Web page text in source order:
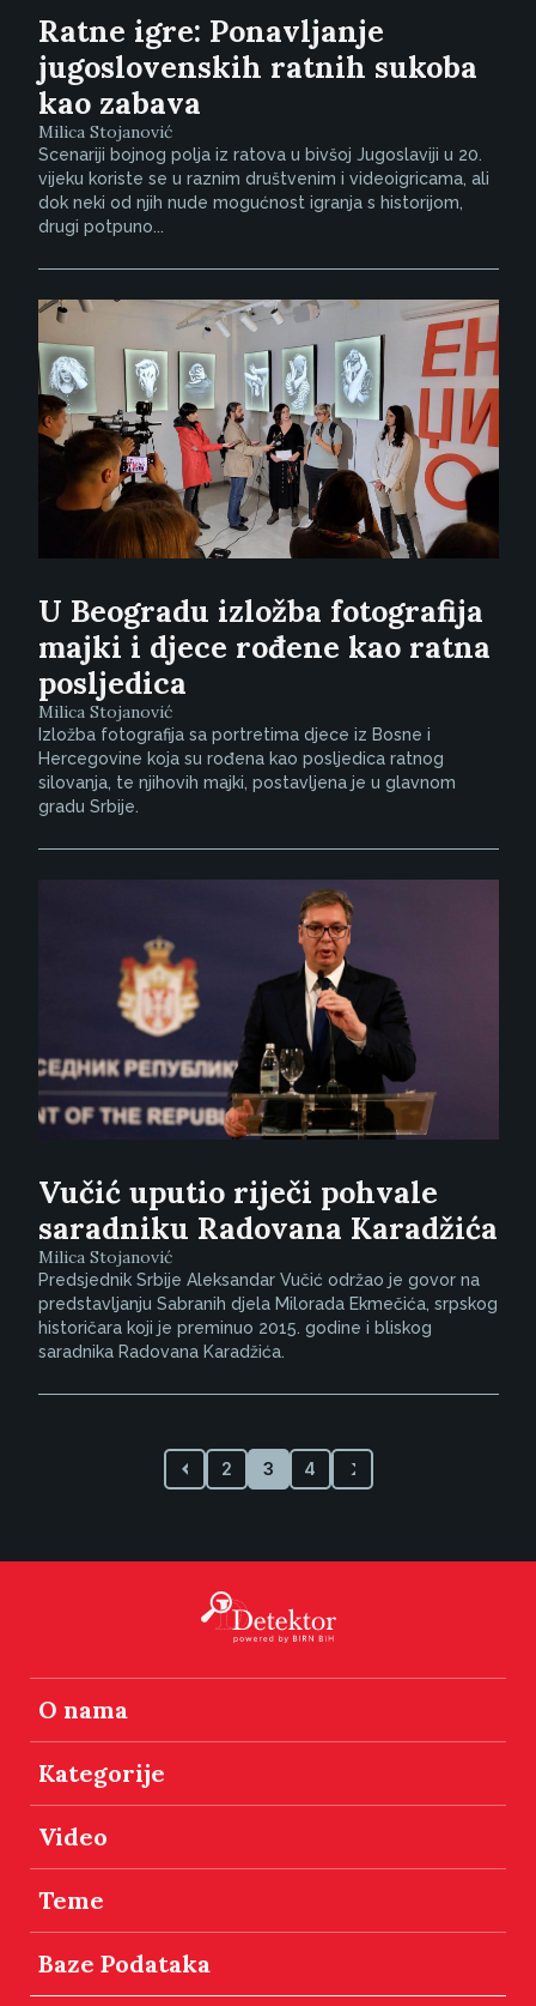
Ratne igre: Ponavljanje
jugoslovenskih ratnih sukoba
kao zabava
Milica Stojanović
Scenariji bojnog polja iz ratova u bivšoj Jugoslaviji u 20.
vijeku koriste se u raznim društvenim i videoigricama, ali
dok neki od njih nude mogućnost igranja s historijom,
drugi potpuno...
U Beogradu izložba fotografija
majki i djece rođene kao ratna
posljedica
Milica Stojanović
Izložba fotografija sa portretima djece iz Bosne i
Hercegovine koja su rođena kao posljedica ratnog
silovanja, te njihovih majki, postavljena je u glavnom
gradu Srbije.
Vučić uputio riječi pohvale
saradniku Radovana Karadžića
Milica Stojanović
Predsjednik Srbije Aleksandar Vučić održao je govor na
predstavljanju Sabranih djela Milorada Ekmečića, srpskog
historičara koji je preminuo 2015. godine i bliskog
saradnika Radovana Karadžića.
2 3 4
O nama
Kategorije
Video
Teme
Baze Podataka